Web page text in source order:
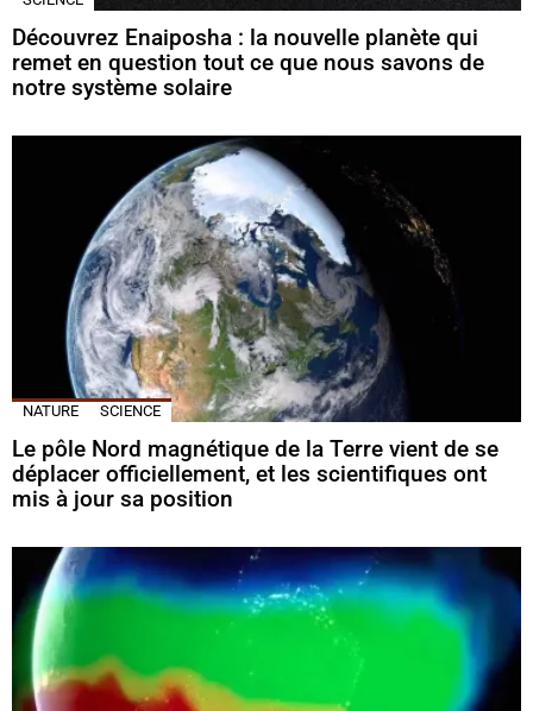
Découvrez Enaiposha : la nouvelle planète qui
remet en question tout ce que nous savons de
notre système solaire
NATURE SCIENCE
Le pôle Nord magnétique de la Terre vient de se
déplacer officiellement, et les scientifiques ont
mis à jour sa position